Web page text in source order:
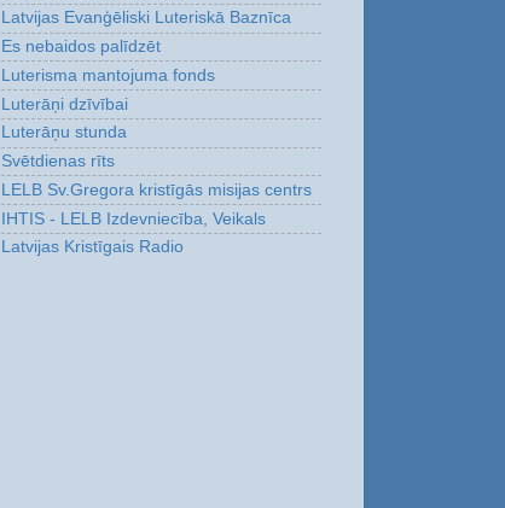
Latvijas Evanģēliski Luteriskā Baznīca
Es nebaidos palīdzēt
Luterisma mantojuma fonds
Luterāņi dzīvībai
Luterāņu stunda
Svētdienas rīts
LELB Sv.Gregora kristīgās misijas centrs
IHTIS - LELB Izdevniecība, Veikals
Latvijas Kristīgais Radio